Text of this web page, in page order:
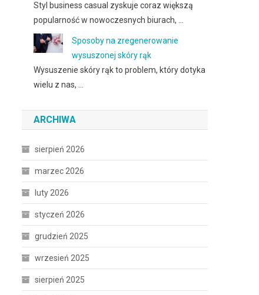
Styl business casual zyskuje coraz większą
popularność w nowoczesnych biurach, …
Sposoby na zregenerowanie
wysuszonej skóry rąk
Wysuszenie skóry rąk to problem, który dotyka
wielu z nas, …
ARCHIWA
sierpień 2026
marzec 2026
luty 2026
styczeń 2026
grudzień 2025
wrzesień 2025
sierpień 2025